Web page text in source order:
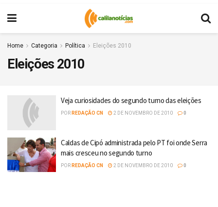
Home Categoria Política Eleições 2010
Eleições 2010
Veja curiosidades do segundo turno das eleições
POR REDAÇÃO CN 2 DE NOVEMBRO DE 2010 0
Caldas de Cipó administrada pelo PT foi onde Serra
mais cresceu no segundo turno
POR REDAÇÃO CN 2 DE NOVEMBRO DE 2010 0